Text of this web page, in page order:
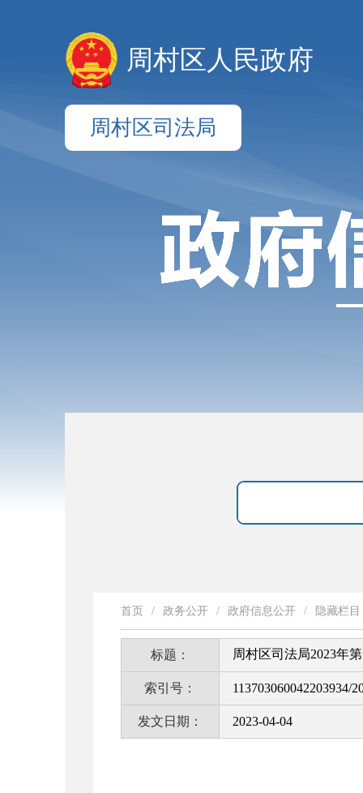
周村区人民政府
周村区司法局
首页 / 政务公开 / 政府信息公开 / 隐藏栏目
标题： 周村区司法局2023年
索引号： 113703060042203934/
发文日期： 2023-04-04